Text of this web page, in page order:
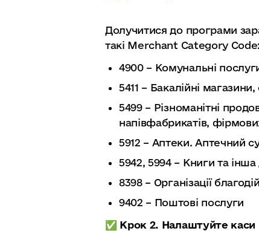
Долучитися до програми
такі Merchant Category Code:
4900 – Комунальні
5411 – Бакалійні
5499 – Різноманітні
напівфабрикатів,
5912 – Аптеки. Аптечний
5942, 5994 – Книги та інша
8398 – Організації
9402 – Поштові послуги
✅️ Крок 2. Налаштуйте каси